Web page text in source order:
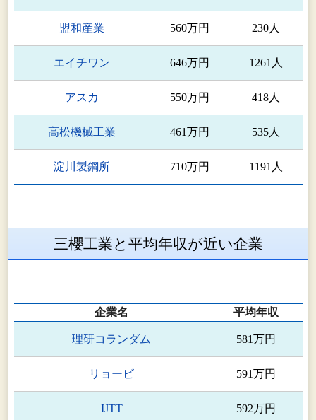
サンオー ボルガ リミテッド ラ
自動車部品事業
三櫻(中国)投資有限公司
営自動車部品事業
広州三櫻制管有限公司 自動車部品事業
三櫻(無錫)汽車部件有限公司 自動車部品事業
三櫻(東莞)汽車部件有限公司 自動車部品事業
サンオー インディア プライベ
ート リミテッド
自動車部品事業 電
器部品事業
P.T.サンオー インドネシア 自動車部品事業
サンオーインダストリーズ(タ
自動車部品事業
盟和産業 560万円 230人
エイチワン 646万円 1261人
アスカ 550万円 418人
高松機械工業 461万円 535人
淀川製鋼所 710万円 1191人
三櫻工業と平均年収が近い企業
企業名 平均年収
理研コランダム 581万円
リョービ 591万円
IJTT 592万円